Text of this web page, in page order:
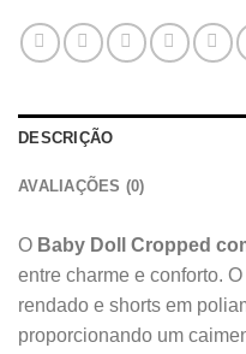
DESCRIÇÃO
AVALIAÇÕES (0)
O Baby Doll Cropped
entre charme e conforto.
rendado e shorts em
proporcionando um